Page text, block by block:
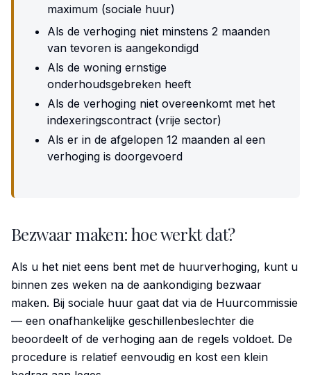
maximum (sociale huur)
Als de verhoging niet minstens 2 maanden
van tevoren is aangekondigd
Als de woning ernstige
onderhoudsgebreken heeft
Als de verhoging niet overeenkomt met het
indexeringscontract (vrije sector)
Als er in de afgelopen 12 maanden al een
verhoging is doorgevoerd
Bezwaar maken: hoe werkt dat?
Als u het niet eens bent met de huurverhoging, kunt u
binnen zes weken na de aankondiging bezwaar
maken. Bij sociale huur gaat dat via de Huurcommissie
— een onafhankelijke geschillenbeslechter die
beoordeelt of de verhoging aan de regels voldoet. De
procedure is relatief eenvoudig en kost een klein